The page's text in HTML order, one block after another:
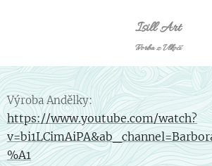
Isill Art
Tvorba z Vlkočí
Výroba Andělky:
https://www.youtube.com/watch?
%A1